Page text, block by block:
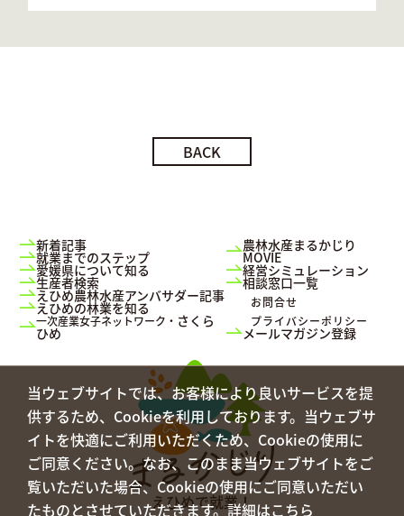
BACK
えひめで就業！
新着記事
就業までのステップ
愛媛県について知る
生産者検索
えひめ農林水産アンバサダー記事
えひめの林業を知る
一次産業女子ネットワーク・ さくら
ひめ
農林水産まるかじり
MOVIE
経営シミュレーション
相談窓口一覧
お問合せ
プライバシーポリシー
メールマガジン登録
当ウェブサイトでは、お客様により良いサービスを提
供するため、Cookieを利用しております。当ウェブサ
イトを快適にご利用いただくため、Cookieの使用に
ご同意ください。なお、このまま当ウェブサイトをご
覧いただいた場合、Cookieの使用にご同意いただい
たものとさせていただきます。詳細はこちら